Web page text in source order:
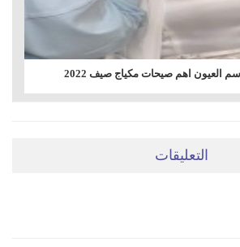
العيون اهم صيحات مكياج صيف 2022
التعليقات